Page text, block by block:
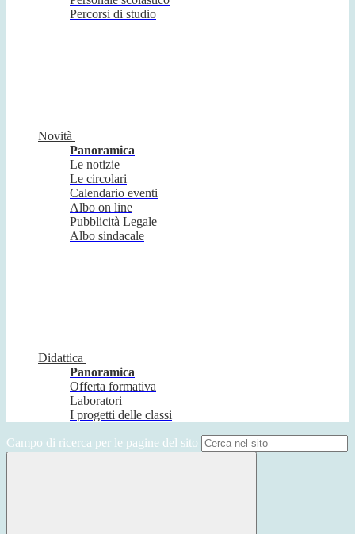
Percorsi di studio
Novità
Panoramica
Le notizie
Le circolari
Calendario eventi
Albo on line
Pubblicità Legale
Albo sindacale
Didattica
Panoramica
Offerta formativa
Laboratori
I progetti delle classi
Campo di ricerca per le pagine del sito